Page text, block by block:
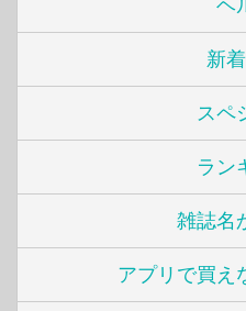
ヘ
新
スペ
ラン
雑誌名
アプリで買え